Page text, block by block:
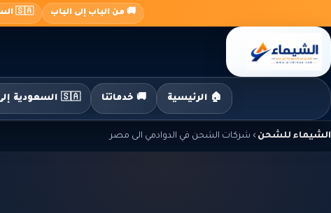
المحتوى
🚚 من الباب إلى الباب 🇸🇦 السعودية ← 🇪🇬 مصر
🏠 الرئيسية 🚚 خدماتنا 🇸🇦 السعودية إلى مصر
الشيماء للشحن › شركات الشحن في الدوادمي الى مصر